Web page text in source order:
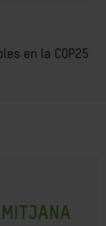
en la COP25